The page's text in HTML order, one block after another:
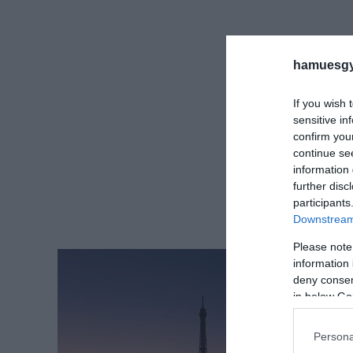
If you wish
sensitive
confirm
continue
information
further
Please
information
deny
in below